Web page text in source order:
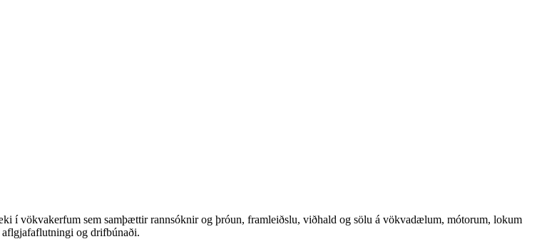
í vökvakerfum sem samþættir rannsóknir og þróun, framleiðslu, viðhald og sölu á vökvadælum, mótorum, lokum
og drifbúnaði.